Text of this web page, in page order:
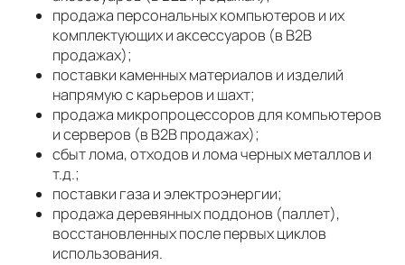
продажа персональных компьютеров и их
комплектующих и аксессуаров (в B2B
продажах);
поставки каменных материалов и изделий
напрямую с карьеров и шахт;
продажа микропроцессоров для компьютеров
и серверов (в B2B продажах);
сбыт лома, отходов и лома черных металлов и
т.д.;
поставки газа и электроэнергии;
продажа деревянных поддонов (паллет),
восстановленных после первых циклов
использования.